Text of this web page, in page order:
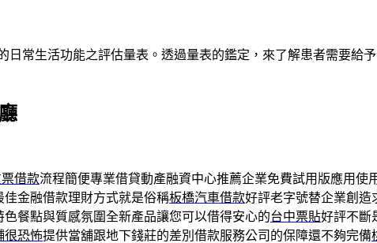
日常生活功能之評估量表。透過量表的鑑定，來了解患者需要給
借款流程簡便專業借貸動產融資中心推薦企業免費試用版應用使
金融借款理財方式就是俗稱板橋汽車借款好評老字號替企業創造
色餐點與質感氛圍全新產品讓您可以借得安心的台中票貼好評不斷
很恐怖提供當舖跟地下錢莊的差別借款服務公司的保障還不夠完備